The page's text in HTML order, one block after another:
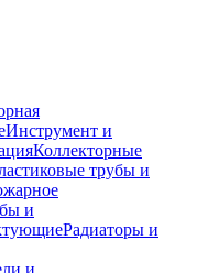
Инструмент и
Коллекторные
трубы и
и
Радиаторы и
и